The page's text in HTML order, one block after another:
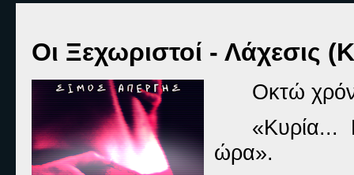
Οι Ξεχωριστοί - Λάχεσις
Οκτώ
«Κυρία...
ώρα».